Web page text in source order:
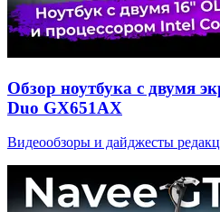
Обзор ноутбука с двумя
Duo GX651AX
Видеообзоры и дайджесты